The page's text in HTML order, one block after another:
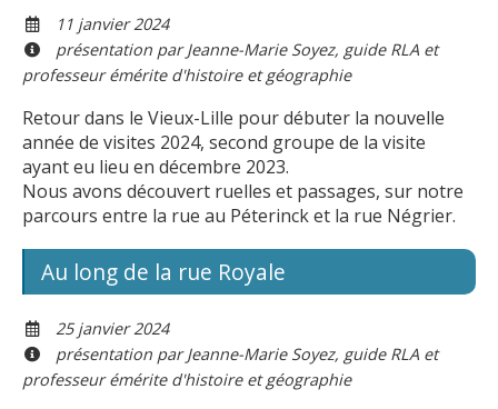
11 janvier 2024
présentation par Jeanne-Marie Soyez, guide RLA et
professeur émérite d'histoire et géographie
Retour dans le Vieux-Lille pour débuter la nouvelle
année de visites 2024, second groupe de la visite
ayant eu lieu en décembre 2023.
Nous avons découvert ruelles et passages, sur notre
parcours entre la rue au Péterinck et la rue Négrier.
Au long de la rue Royale
25 janvier 2024
présentation par Jeanne-Marie Soyez, guide RLA et
professeur émérite d'histoire et géographie